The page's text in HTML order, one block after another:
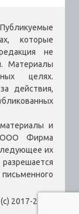
которые
не
Материалы
целях.
действия,
и
ООО Фирма
их
2017-2026